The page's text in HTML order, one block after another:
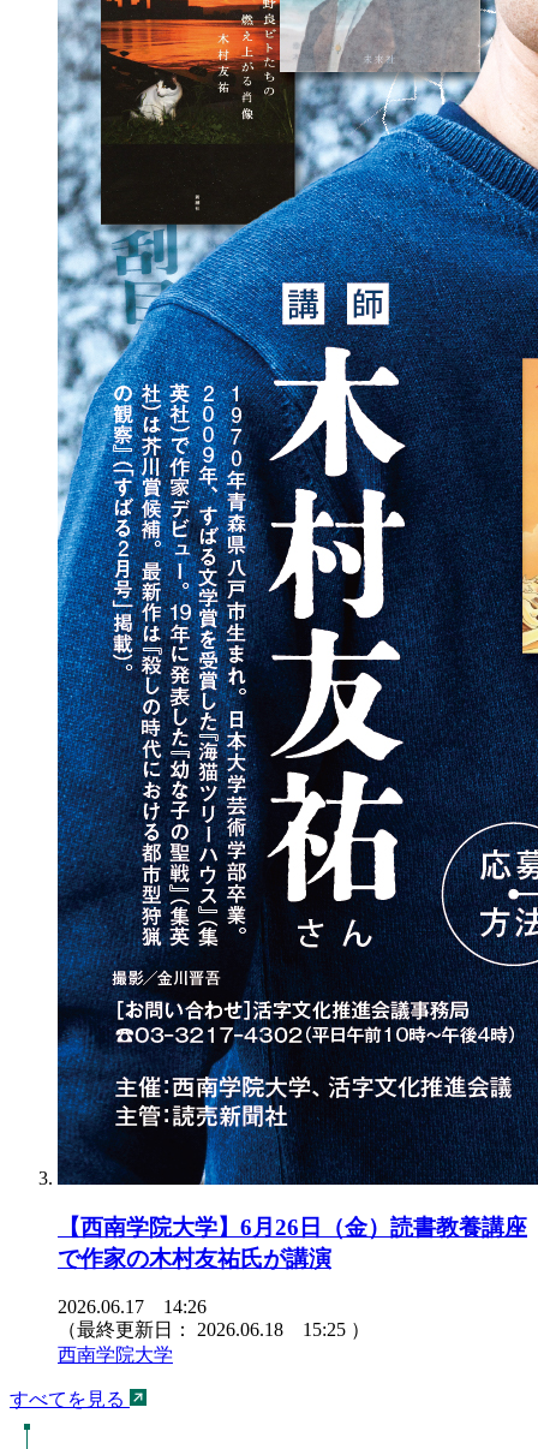
【西南学院大学】6月26日（金）読書教養講座
で作家の木村友祐氏が講演
2026.06.17 14:26
（最終更新日： 2026.06.18 15:25 ）
西南学院大学
すべてを見る